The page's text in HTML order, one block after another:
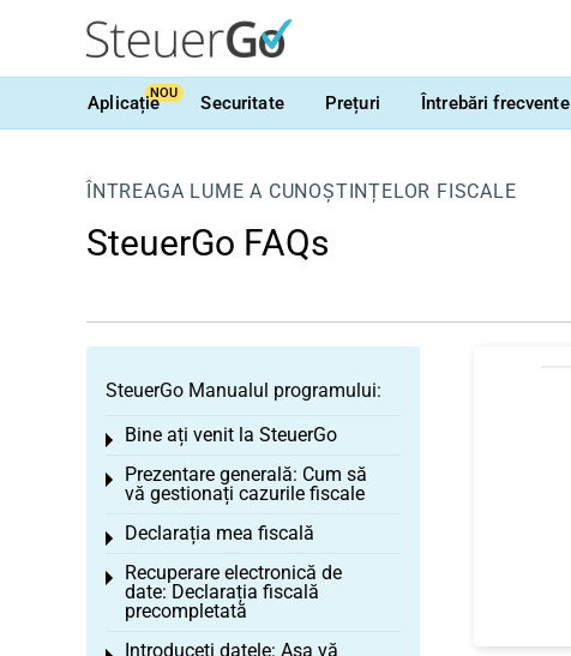
AplicațieNOU Securitate Prețuri Întrebări frecvente
ÎNTREAGA LUME A CUNOȘTINȚELOR FISCALE
SteuerGo FAQs
SteuerGo Manualul programului:
Bine ați venit la SteuerGo
Toggle menu
Prezentare generală: Cum să
vă gestionați cazurile fiscale
Toggle menu
Declarația mea fiscală
Toggle menu
Recuperare electronică de
date: Declarația fiscală
precompletată
Toggle menu
Introduceți datele: Așa vă